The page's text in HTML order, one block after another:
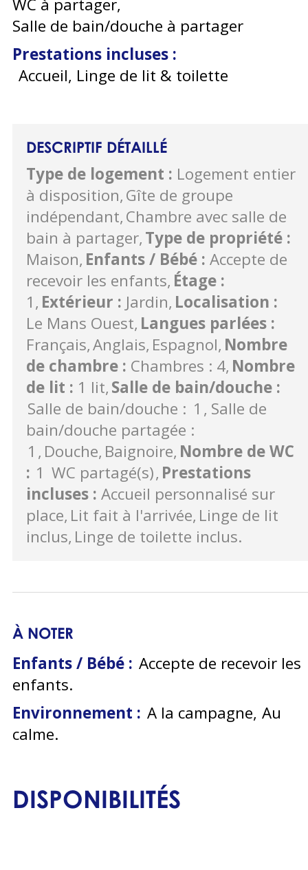
WC à partager
Salle de bain/douche à partager
Prestations incluses :
Accueil, Linge de lit & toilette
DESCRIPTIF DÉTAILLÉ
Type de logement : Logement entier
à disposition Gîte de groupe
indépendant Chambre avec salle de
bain à partager Type de propriété :
Maison Enfants / Bébé : Accepte de
recevoir les enfants Étage :
1 Extérieur : Jardin Localisation :
Le Mans Ouest Langues parlées :
Français Anglais Espagnol Nombre
de chambre : Chambres : 4 Nombre
de lit : 1 lit Salle de bain/douche :
Salle de bain/douche : 1
Salle de
bain/douche partagée :
1 Douche Baignoire Nombre de WC
: 1 WC partagé(s) Prestations
incluses : Accueil personnalisé sur
place Lit fait à l'arrivée Linge de lit
inclus Linge de toilette inclus
À NOTER
Enfants / Bébé : Accepte de recevoir les
enfants
Environnement : A la campagne Au
calme
DISPONIBILITÉS